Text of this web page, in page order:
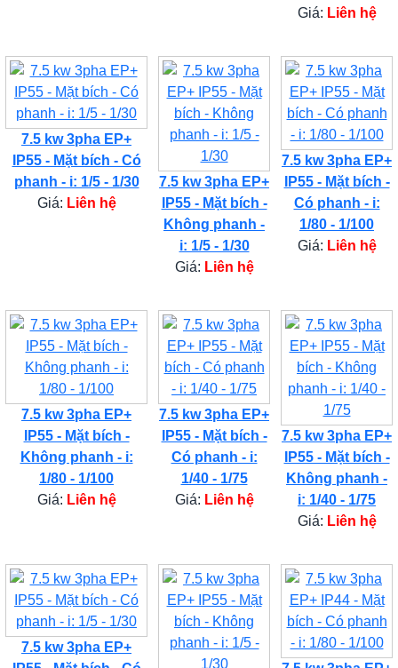
Giá: Liên hệ
7.5 kw 3pha EP+
IP55 - Mặt bích - Có
phanh - i: 1/5 - 1/30
Giá: Liên hệ
7.5 kw 3pha EP+
IP55 - Mặt bích -
Không phanh -
i: 1/5 - 1/30
Giá: Liên hệ
7.5 kw 3pha EP+
IP55 - Mặt bích -
Có phanh - i:
1/80 - 1/100
Giá: Liên hệ
7.5 kw 3pha EP+
IP55 - Mặt bích -
Không phanh - i:
1/80 - 1/100
Giá: Liên hệ
7.5 kw 3pha EP+
IP55 - Mặt bích -
Có phanh - i:
1/40 - 1/75
Giá: Liên hệ
7.5 kw 3pha EP+
IP55 - Mặt bích -
Không phanh -
i: 1/40 - 1/75
Giá: Liên hệ
7.5 kw 3pha EP+